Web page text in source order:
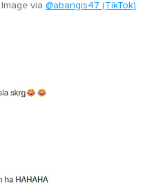
Image via @abangis47 (TikTok)